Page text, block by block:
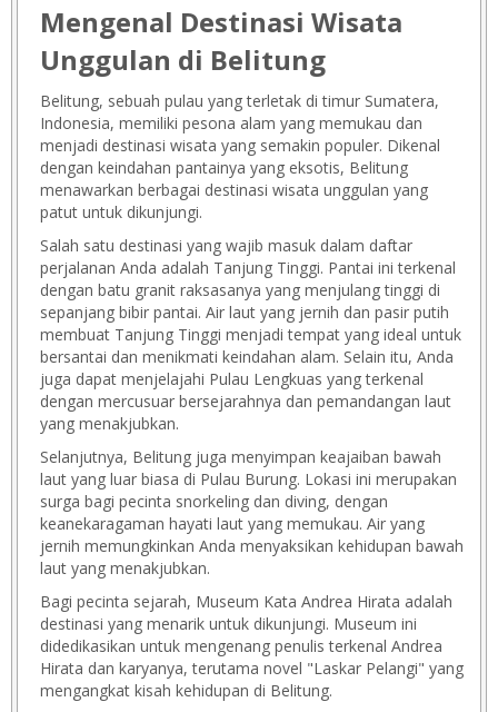
Mengenal Destinasi Wisata
Unggulan di Belitung
Belitung, sebuah pulau yang terletak di timur Sumatera,
Indonesia, memiliki pesona alam yang memukau dan
menjadi destinasi wisata yang semakin populer. Dikenal
dengan keindahan pantainya yang eksotis, Belitung
menawarkan berbagai destinasi wisata unggulan yang
patut untuk dikunjungi.
Salah satu destinasi yang wajib masuk dalam daftar
perjalanan Anda adalah Tanjung Tinggi. Pantai ini terkenal
dengan batu granit raksasanya yang menjulang tinggi di
sepanjang bibir pantai. Air laut yang jernih dan pasir putih
membuat Tanjung Tinggi menjadi tempat yang ideal untuk
bersantai dan menikmati keindahan alam. Selain itu, Anda
juga dapat menjelajahi Pulau Lengkuas yang terkenal
dengan mercusuar bersejarahnya dan pemandangan laut
yang menakjubkan.
Selanjutnya, Belitung juga menyimpan keajaiban bawah
laut yang luar biasa di Pulau Burung. Lokasi ini merupakan
surga bagi pecinta snorkeling dan diving, dengan
keanekaragaman hayati laut yang memukau. Air yang
jernih memungkinkan Anda menyaksikan kehidupan bawah
laut yang menakjubkan.
Bagi pecinta sejarah, Museum Kata Andrea Hirata adalah
destinasi yang menarik untuk dikunjungi. Museum ini
didedikasikan untuk mengenang penulis terkenal Andrea
Hirata dan karyanya, terutama novel "Laskar Pelangi" yang
mengangkat kisah kehidupan di Belitung.